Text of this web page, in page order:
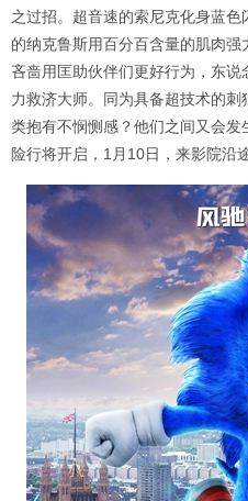
之过招。超音速的索尼克化身蓝
的纳克鲁斯用百分百含量的肌肉
吝啬用匡助伙伴们更好行为，东
力救济大师。同为具备超技术的
类抱有不悯恻感？他们之间又会
险行将开启，1月10日，来影院沿